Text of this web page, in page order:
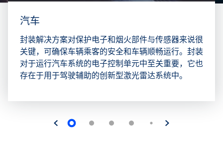
汽车
封装解决方案对保护电子和烟火部件与传感器来说很
关键，可确保车辆乘客的安全和车辆顺畅运行。封装
对于运行汽车系统的电子控制单元中至关重要，它也
存在于用于驾驶辅助的创新型激光雷达系统中。